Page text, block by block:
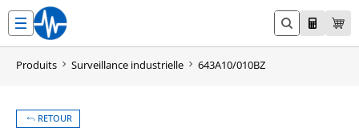
contenu
Produits Surveillance industrielle 643A10/010BZ
RETOUR